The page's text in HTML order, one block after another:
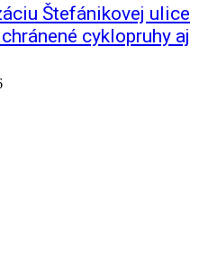
Štefánikovej ulice
cyklopruhy aj